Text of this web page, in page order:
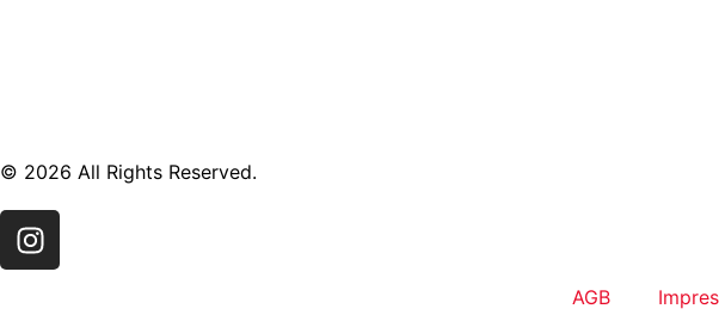
© 2026 All Rights Reserved.
AGB